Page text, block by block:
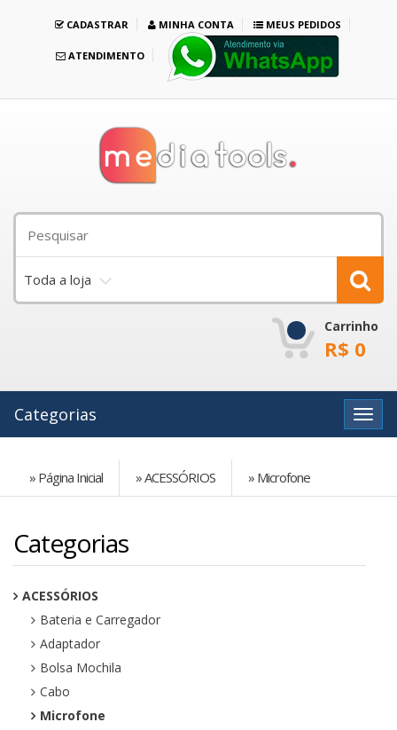
CADASTRAR MINHA CONTA MEUS PEDIDOS
ATENDIMENTO
Toda a loja
Carrinho
R$ 0
Categorias Ver
» Página Inicial » ACESSÓRIOS » Microfone
Categorias
ACESSÓRIOS
Bateria e Carregador
Adaptador
Bolsa Mochila
Cabo
Microfone